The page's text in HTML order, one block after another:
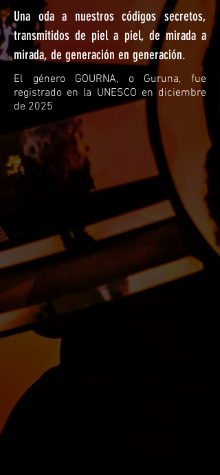
Una oda a nuestros códigos secretos,
transmitidos de piel a piel, de mirada a
mirada, de generación en generación.
El género GOURNA, o Guruna, fue
registrado en la UNESCO en diciembre
de 2025